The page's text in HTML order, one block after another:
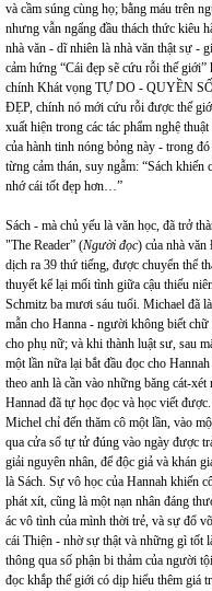
và cầm súng cùng họ; bằng máu trên
nhưng vẫn ngẩng đầu thách thức kiêu
nhà văn - dĩ nhiên là nhà văn thật sự -
cảm hứng “Cái đẹp sẽ cứu rỗi thế
chính Khát vọng TỰ DO - QUYỀN
ĐẸP, chính nó mới cứu rỗi được thế
xuất hiện trong các tác phẩm nghệ
của hành tinh nóng bỏng này - trong
từng cảm thán, suy ngẫm: “Sách khiến
nhớ cái tốt đẹp hơn…”
Sách - mà chủ yếu là văn học, đã trở
"The Reader” (Người đọc) của nhà
dịch ra 39 thứ tiếng, được chuyển thể
thuyết kể lại mối tình giữa cậu thiếu
Schmitz ba mươi sáu tuổi. Michael đã
mẫn cho Hanna - người không biết
cho phụ nữ; và khi thành luật sư, sau
một lần nữa lại bắt đầu đọc cho
theo anh là cần vào những băng cát-
Hannad đã tự học đọc và học viết
Michel chỉ đến thăm cô một lần, vào
qua cửa sổ tự tử đúng vào ngày được
giải nguyên nhân, để độc giả và khán
là Sách. Sự vô học của Hannah khiến
phát xít, cũng là một nạn nhân đáng
ác vô tình của mình thời trẻ, và sự đổ
cái Thiện - nhờ sự thật và những gì tốt
thông qua số phận bi thảm của người
đọc khắp thế giới có dịp hiểu thêm giá